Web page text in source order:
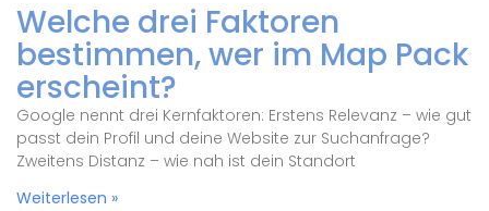
Welche drei Faktoren
bestimmen, wer im Map Pack
erscheint?
Google nennt drei Kernfaktoren: Erstens Relevanz – wie gut
passt dein Profil und deine Website zur Suchanfrage?
Zweitens Distanz – wie nah ist dein Standort
Weiterlesen »